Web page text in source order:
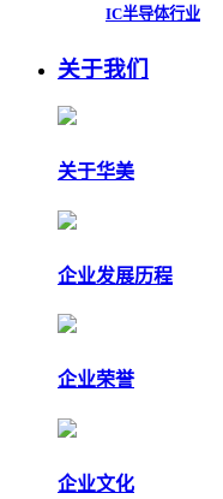
IC半导体行业
关于我们
关于华美
企业发展历程
企业荣誉
企业文化